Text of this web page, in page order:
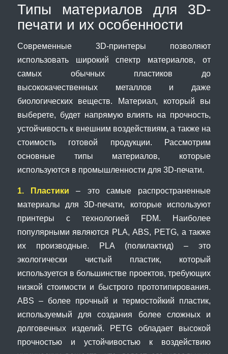
Типы материалов для 3D-
печати и их особенности
Современные 3D-принтеры позволяют
использовать широкий спектр материалов, от
самых обычных пластиков до
высококачественных металлов и даже
биологических веществ. Материал, который вы
выберете, будет напрямую влиять на прочность,
устойчивость к внешним воздействиям, а также на
стоимость готовой продукции. Рассмотрим
основные типы материалов, которые
используются в промышленности для 3D-печати.
1. Пластики – это самые распространенные
материалы для 3D-печати, которые используют
принтеры с технологией FDM. Наиболее
популярными являются PLA, ABS, PETG, а также
их производные. PLA (полилактид) – это
экологически чистый пластик, который
используется в большинстве проектов, требующих
низкой стоимости и быстрого прототипирования.
ABS – более прочный и термостойкий пластик,
используемый для создания более сложных и
долговечных изделий. PETG обладает высокой
прочностью и устойчивостью к воздействию